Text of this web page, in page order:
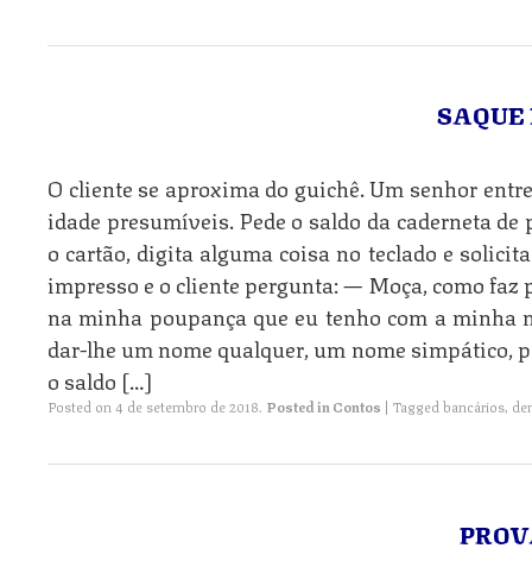
O cliente se aproxima do guichê. Um senhor
idade presumíveis. Pede o saldo da caderneta
o cartão, digita alguma coisa no teclado e
impresso e o cliente pergunta: — Moça, como faz
na minha poupança que eu tenho com a
dar-lhe um nome qualquer, um nome simpático,
o saldo […]
Posted on4 de setembro de 2018. Posted inContos | Taggedbancários,